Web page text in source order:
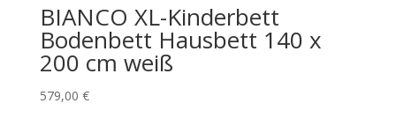
BIANCO XL-Kinderbett
Bodenbett Hausbett 140 x
200 cm weiß
579,00 €